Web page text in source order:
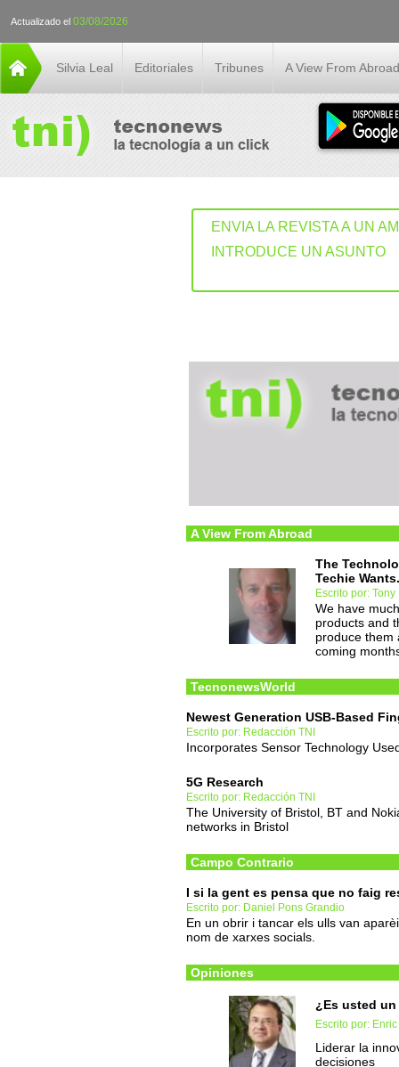
Actualizado el 03/08/2026
Silvia Leal Editoriales Tribunes A View From Abroad
ENVIA LA REVISTA A UN
INTRODUCE UN ASUNTO
A View From Abroad
The
Techie
Escrito por:
We have
products and
produce them
coming
TecnonewsWorld
Newest Generation USB-Based
Escrito por: Redacción TNI
Incorporates Sensor Technology
5G Research
Escrito por: Redacción TNI
The University of Bristol, BT and
networks in Bristol
Campo Contrario
I si la gent es pensa que no faig
Escrito por: Daniel Pons Grandio
En un obrir i tancar els ulls van
nom de xarxes socials.
Opiniones
¿Es usted
Escrito por:
Liderar la
decisiones